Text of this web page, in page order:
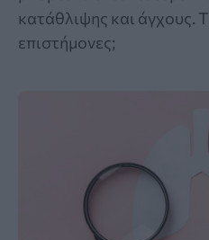
κατάθλιψης και άγχους.
επιστήμονες;